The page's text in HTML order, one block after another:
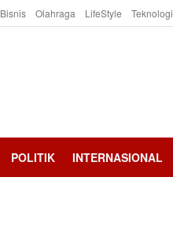
Bisnis Olahraga LifeStyle Teknologi
POLITIK INTERNASIONAL